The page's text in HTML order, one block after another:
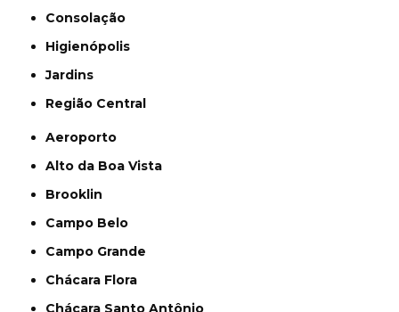
Consolação
Higienópolis
Jardins
Região Central
Aeroporto
Alto da Boa Vista
Brooklin
Campo Belo
Campo Grande
Chácara Flora
Chácara Santo Antônio